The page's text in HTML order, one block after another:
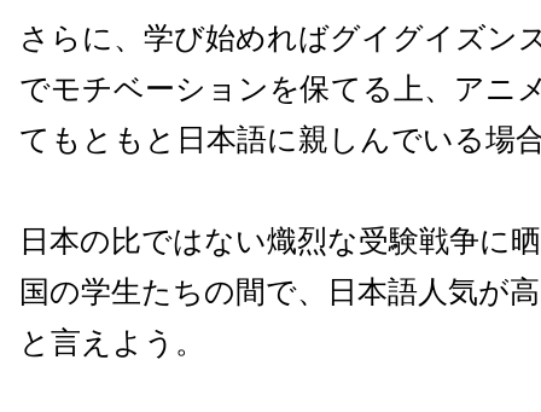
さらに、学び始めればグイグイズン
でモチベーションを保てる上、アニ
てもともと日本語に親しんでいる場
日本の比ではない熾烈な受験戦争に
国の学生たちの間で、日本語人気が
と言えよう。